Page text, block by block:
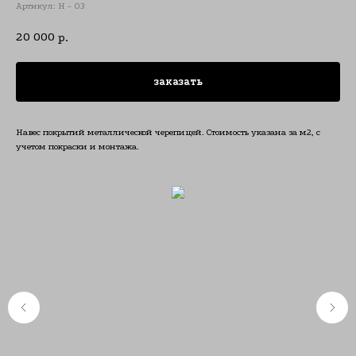
Артикул: Н - 03
20 000 р.
заказать
Навес покрытий металлической черепицей. Стоимость указана за м2, с
учетом покраски и монтажа.